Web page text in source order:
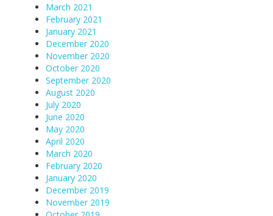
March 2021
February 2021
January 2021
December 2020
November 2020
October 2020
September 2020
August 2020
July 2020
June 2020
May 2020
April 2020
March 2020
February 2020
January 2020
December 2019
November 2019